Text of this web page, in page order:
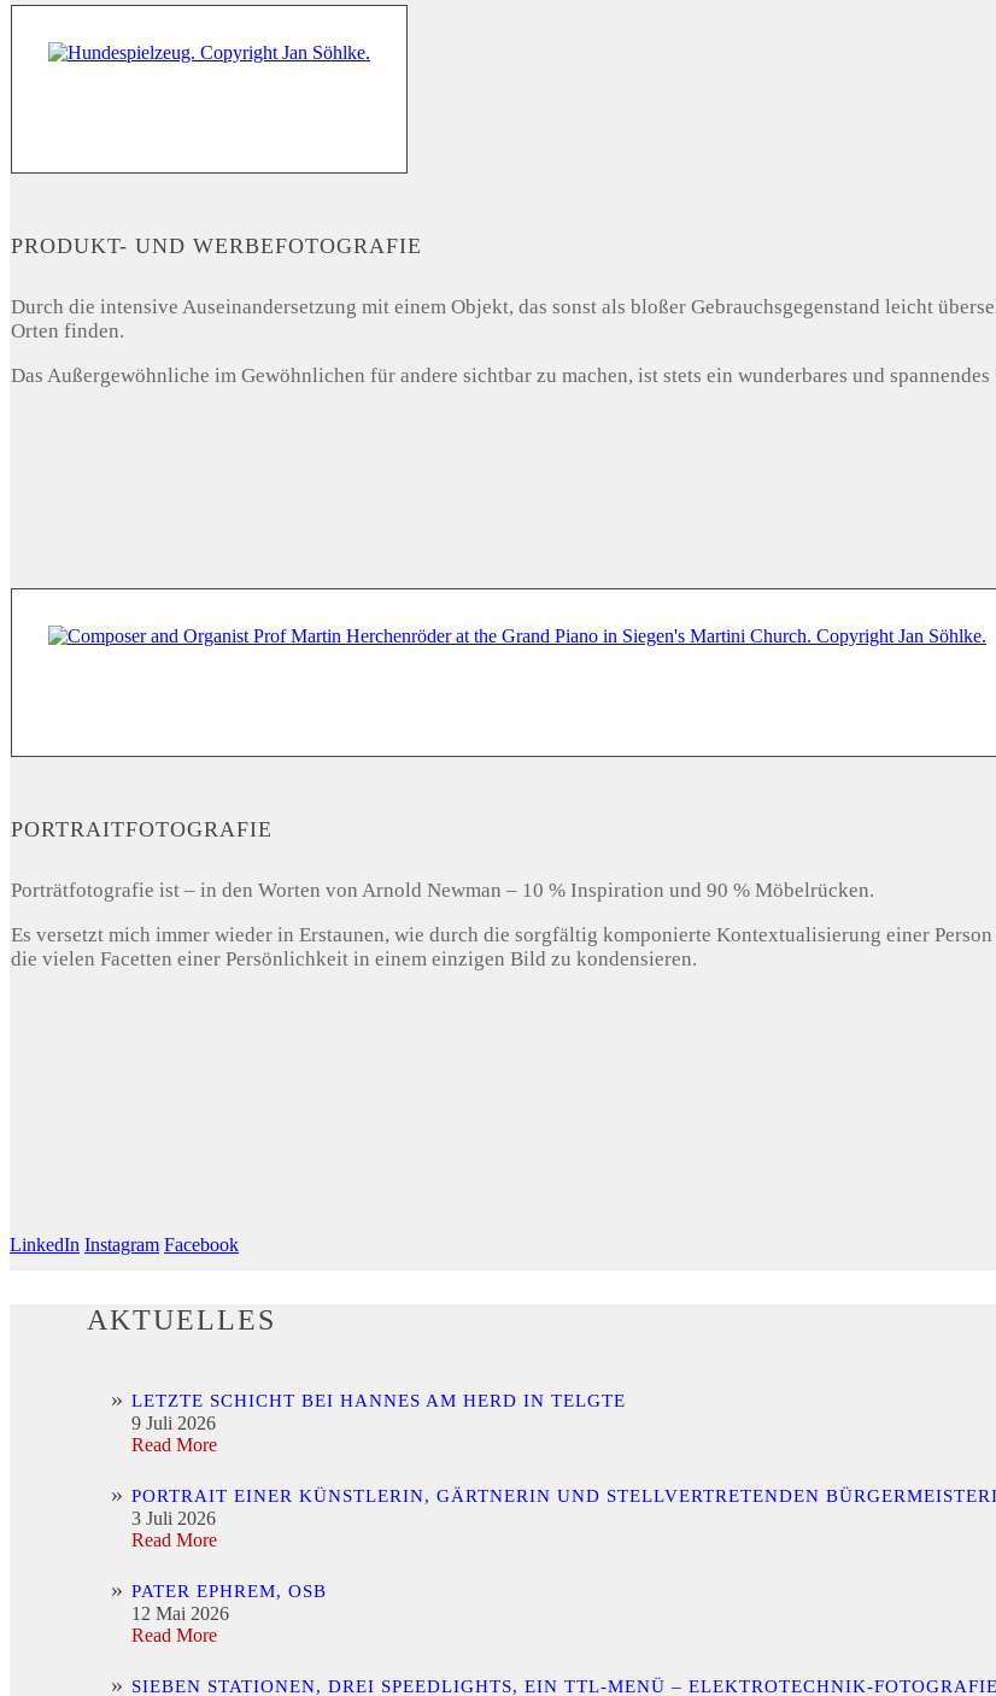
PRODUKT- UND WERBEFOTOGRAFIE
Durch die intensive Auseinandersetzung mit einem Objekt, das sonst als bloßer Gebrauchsgegenstand leicht
Orten finden.
Das Außergewöhnliche im Gewöhnlichen für andere sichtbar zu machen, ist stets ein wunderbares und
PORTRAITFOTOGRAFIE
Porträtfotografie ist – in den Worten von Arnold Newman – 10 % Inspiration und 90 % Möbelrücken.
Es versetzt mich immer wieder in Erstaunen, wie durch die sorgfältig komponierte Kontextualisierung einer
die vielen Facetten einer Persönlichkeit in einem einzigen Bild zu kondensieren.
LinkedIn Instagram Facebook
AKTUELLES
LETZTE SCHICHT BEI HANNES AM HERD IN TELGTE
9 Juli 2026
Read More
PORTRAIT EINER KÜNSTLERIN, GÄRTNERIN UND STELLVERTRETENDEN
3 Juli 2026
Read More
PATER EPHREM, OSB
12 Mai 2026
Read More
SIEBEN STATIONEN, DREI SPEEDLIGHTS, EIN TTL-MENÜ – ELEKTROTECHNIK-